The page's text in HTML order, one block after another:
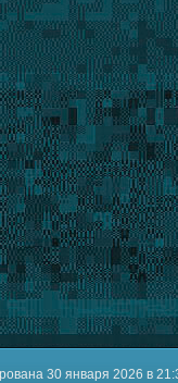
30 января 2026 в